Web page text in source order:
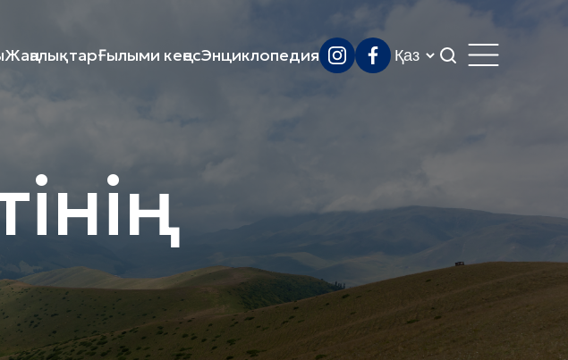
ЖаңалықтарҒылыми кеңесЭнциклопедия